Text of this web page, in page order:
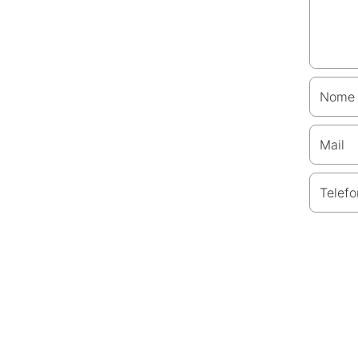
Nome
Mail